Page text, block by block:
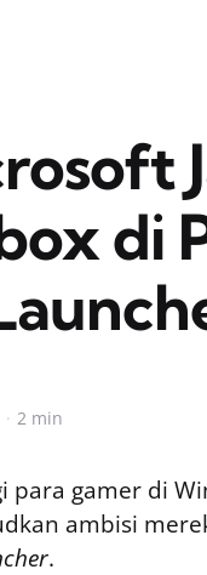
di
2 min
para gamer di
ambisi
.